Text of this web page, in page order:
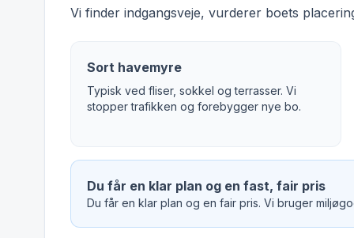
Vi finder indgangsveje, vurderer boets
Sort havemyre
Typisk ved fliser, sokkel og terrasser. Vi
stopper trafikken og forebygger nye bo.
Du får en klar plan og en fast, fair pris
Du får en klar plan og en fair pris. Vi bruger